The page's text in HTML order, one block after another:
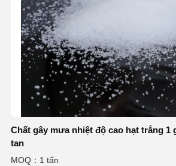
Chất gây mưa nhiệt độ cao hạt trắng 1
tan
MOQ：1 tấn